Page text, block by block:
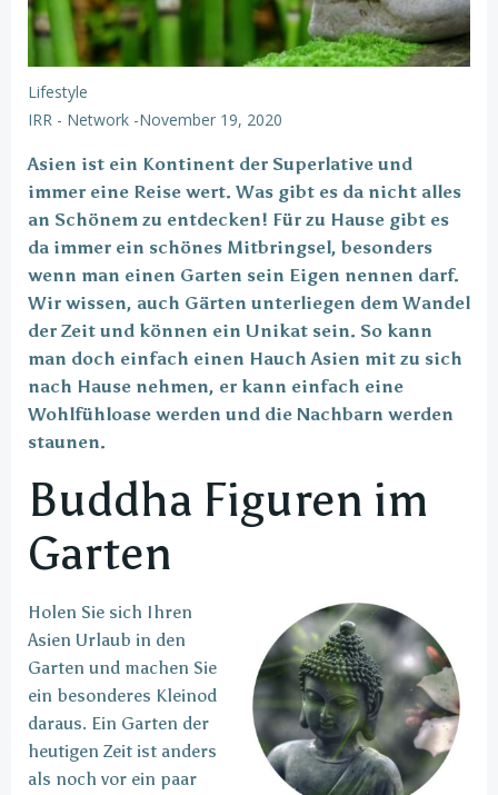
Lifestyle
IRR - Network -November 19, 2020
Asien ist ein Kontinent der Superlative und
immer eine Reise wert. Was gibt es da nicht alles
an Schönem zu entdecken! Für zu Hause gibt es
da immer ein schönes Mitbringsel, besonders
wenn man einen Garten sein Eigen nennen darf.
Wir wissen, auch Gärten unterliegen dem Wandel
der Zeit und können ein Unikat sein. So kann
man doch einfach einen Hauch Asien mit zu sich
nach Hause nehmen, er kann einfach eine
Wohlfühloase werden und die Nachbarn werden
staunen.
Buddha Figuren im
Garten
Holen Sie sich Ihren
Asien Urlaub in den
Garten und machen Sie
ein besonderes Kleinod
daraus. Ein Garten der
heutigen Zeit ist anders
als noch vor ein paar